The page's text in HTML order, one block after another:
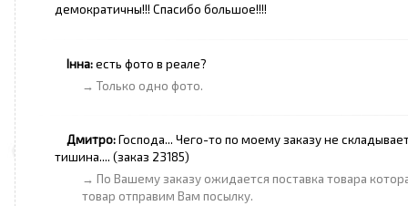
демократичны!!! Спасибо большое!!!!
Інна:есть фото в реале?
→ Только одно фото.
Дмитро:Господа... Чего-то по моему заказу не
тишина.... (заказ 23185)
→ По Вашему заказу ожидается поставка товара
товар отправим Вам посылку.